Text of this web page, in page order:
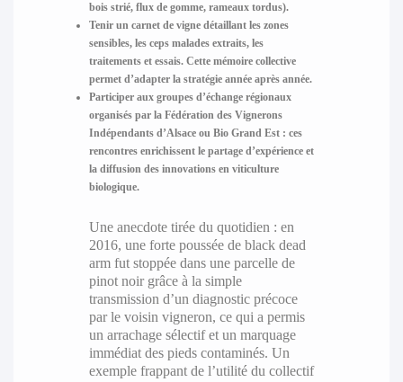
bois strié, flux de gomme, rameaux tordus).
Tenir un carnet de vignedétaillant les zones
sensibles, les ceps malades extraits, les
traitements et essais. Cette mémoire collective
permet d’adapter la stratégie année après année.
Participer aux groupes d’échange régionaux
organisés par la Fédération des Vignerons
Indépendants d’Alsace ou Bio Grand Est : ces
rencontres enrichissent le partage d’expérience et
la diffusion des innovations en viticulture
biologique.
Une anecdote tirée du quotidien : en
2016, une forte poussée de black dead
arm fut stoppée dans une parcelle de
pinot noir grâce à la simple
transmission d’un diagnostic précoce
par le voisin vigneron, ce qui a permis
un arrachage sélectif et un marquage
immédiat des pieds contaminés. Un
exemple frappant de l’utilité du collectif